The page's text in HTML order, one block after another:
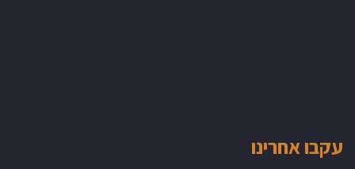
עקבו אחרינו